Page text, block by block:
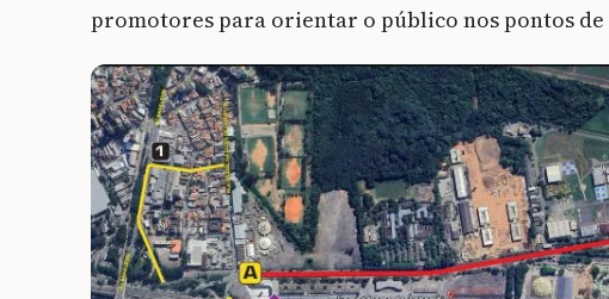
promotores para orientar o público nos pontos de